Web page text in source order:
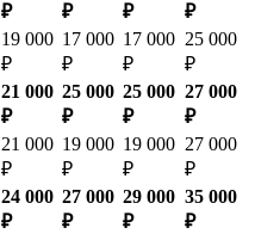
₽
₽
₽
₽
19 000
₽
17 000
₽
17 000
₽
25 000
₽
21 000
₽
25 000
₽
25 000
₽
27 000
₽
21 000
₽
19 000
₽
19 000
₽
27 000
₽
24 000
₽
27 000
₽
29 000
₽
35 000
₽